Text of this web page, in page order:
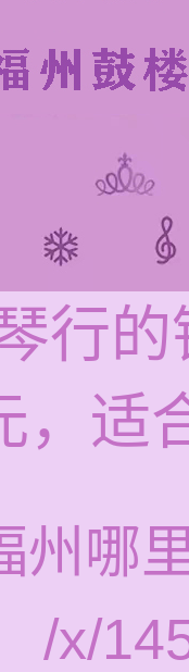
行
，适
州哪
/x/